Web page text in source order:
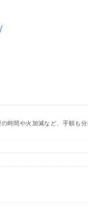
時間や火加減など、手順も